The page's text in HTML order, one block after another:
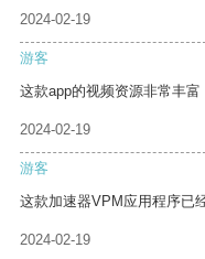
2024-02-19
游客
这款app的视频资源非常丰富
2024-02-19
游客
这款加速器VPM应用程序已
2024-02-19